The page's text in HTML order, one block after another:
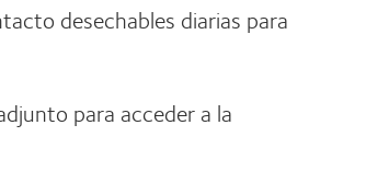
desechables diarias para
para acceder a la